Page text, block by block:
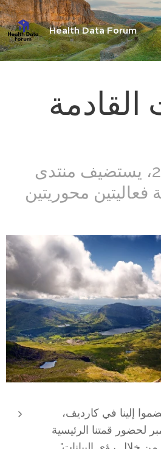
Health Data Forum
القادمة
في عام 2025، يستضيف منتدى
إلينا في كارديف،
24 و25 سبتمبر لحضور قمتنا الرئيسية